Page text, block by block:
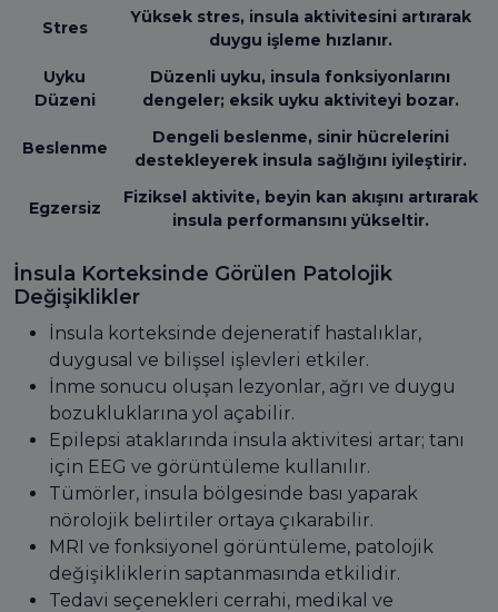
Stres
Yüksek stres, insula aktivitesini artırarak
duygu işleme hızlanır.
Uyku
Düzeni
Düzenli uyku, insula fonksiyonlarını
dengeler; eksik uyku aktiviteyi bozar.
Beslenme
Dengeli beslenme, sinir hücrelerini
destekleyerek insula sağlığını iyileştirir.
Egzersiz
Fiziksel aktivite, beyin kan akışını artırarak
insula performansını yükseltir.
İnsula Korteksinde Görülen Patolojik
Değişiklikler
İnsula korteksinde dejeneratif hastalıklar,
duygusal ve bilişsel işlevleri etkiler.
İnme sonucu oluşan lezyonlar, ağrı ve duygu
bozukluklarına yol açabilir.
Epilepsi ataklarında insula aktivitesi artar; tanı
için EEG ve görüntüleme kullanılır.
Tümörler, insula bölgesinde bası yaparak
nörolojik belirtiler ortaya çıkarabilir.
MRI ve fonksiyonel görüntüleme, patolojik
değişikliklerin saptanmasında etkilidir.
Tedavi seçenekleri cerrahi, medikal ve